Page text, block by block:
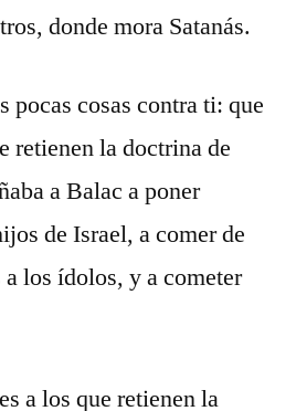
donde mora Satanás.
pocas cosas contra ti: que
retienen la doctrina de
a Balac a poner
de Israel, a comer de
los ídolos, y a cometer
a los que retienen la